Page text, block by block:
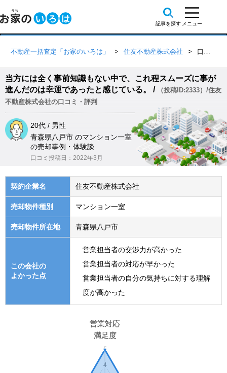
不動産一括査定「お家のいろは」 住友不動産株式会社 口コミ詳細
当方には全く事前知識もない中で、これ程スムーズに事が
進んだのは幸運であったと感じている。 /
（投稿ID:2333）/住友
不動産株式会社の口コミ・評判
20代 / 男性
青森県八戸市 のマンション一室
の売却事例・体験談
口コミ投稿日：2022年3月
契約企業名 住友不動産株式会社
売却物件種別 マンション一室
売却物件所在地 青森県八戸市
この会社の
よかった点
営業担当者の交渉力が高かった
営業担当者の対応が早かった
営業担当者の自分の気持ちに対する理解
度が高かった